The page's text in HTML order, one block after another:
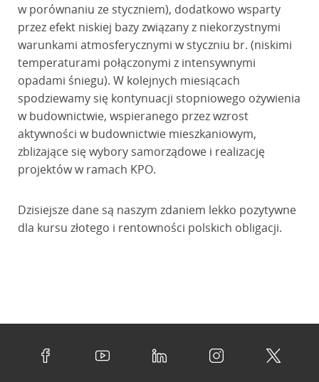
w porównaniu ze styczniem), dodatkowo wsparty
przez efekt niskiej bazy związany z niekorzystnymi
warunkami atmosferycznymi w styczniu br. (niskimi
temperaturami połączonymi z intensywnymi
opadami śniegu). W kolejnych miesiącach
spodziewamy się kontynuacji stopniowego ożywienia
w budownictwie, wspieranego przez wzrost
aktywności w budownictwie mieszkaniowym,
zbliżające się wybory samorządowe i realizację
projektów w ramach KPO.
Dzisiejsze dane są naszym zdaniem lekko pozytywne
dla kursu złotego i rentowności polskich obligacji.